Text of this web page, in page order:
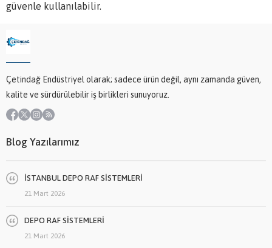
güvenle kullanılabilir.
Çetindağ Endüstriyel olarak; sadece ürün değil, aynı zamanda güven,
kalite ve sürdürülebilir iş birlikleri sunuyoruz.
Blog Yazılarımız
İSTANBUL DEPO RAF SİSTEMLERİ
21 Mart 2026
DEPO RAF SİSTEMLERİ
21 Mart 2026